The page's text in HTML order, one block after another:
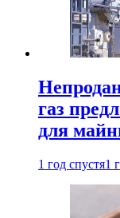
газ
для
1 год спустя1